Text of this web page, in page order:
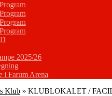
2025/26
i Farum Arena
Klub » KLUBLOKALET /